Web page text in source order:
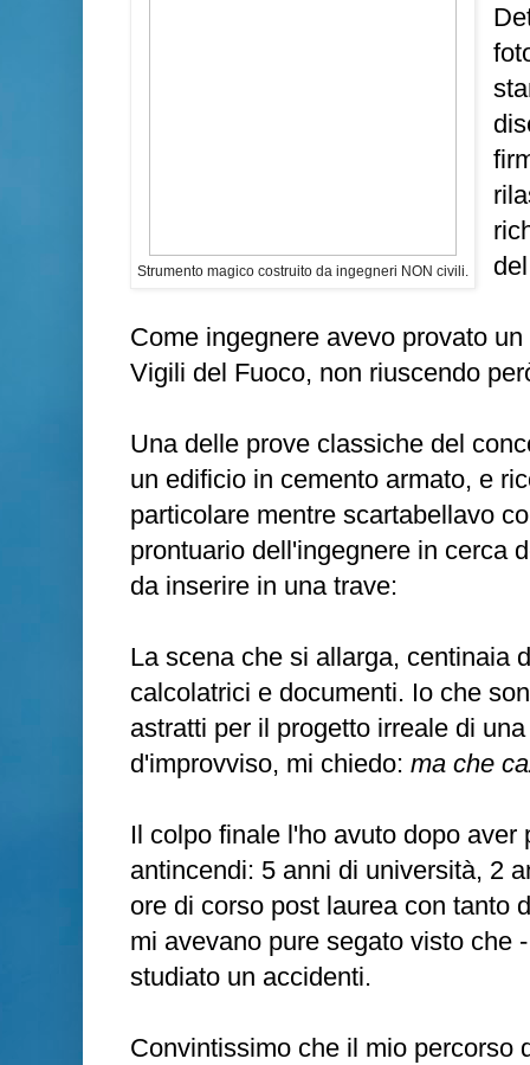
Strumento magico costruito da ingegneri NON civili.
Come ingegnere avevo provato
Vigili del Fuoco, non riuscendo
Una delle prove classiche del
un edificio in cemento armato, e
particolare mentre scartabellavo
prontuario dell'ingegnere in cerca
da inserire in una trave:
La scena che si allarga, centinaia
calcolatrici e documenti. Io che
astratti per il progetto irreale di
d'improvviso, mi chiedo: ma che
Il colpo finale l'ho avuto dopo
antincendi: 5 anni di università, 2
ore di corso post laurea con tanto
mi avevano pure segato visto che
studiato un accidenti.
Convintissimo che il mio percorso